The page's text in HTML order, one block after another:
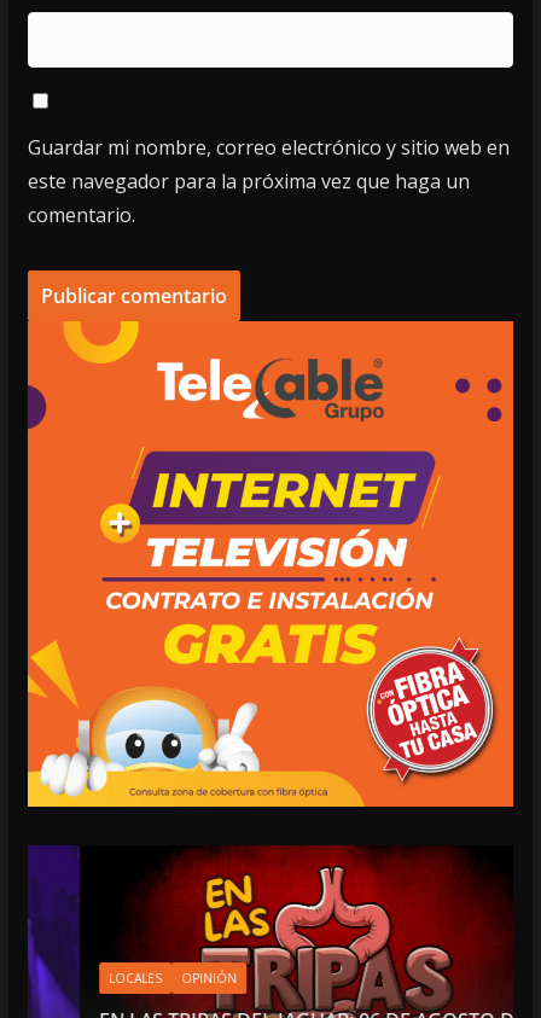
Guardar mi nombre, correo electrónico y sitio web en
este navegador para la próxima vez que haga un
comentario.
LOCALES OPINIÓN